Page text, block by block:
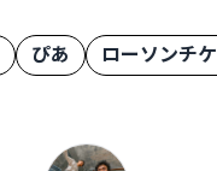
ぴあ ローソンチ